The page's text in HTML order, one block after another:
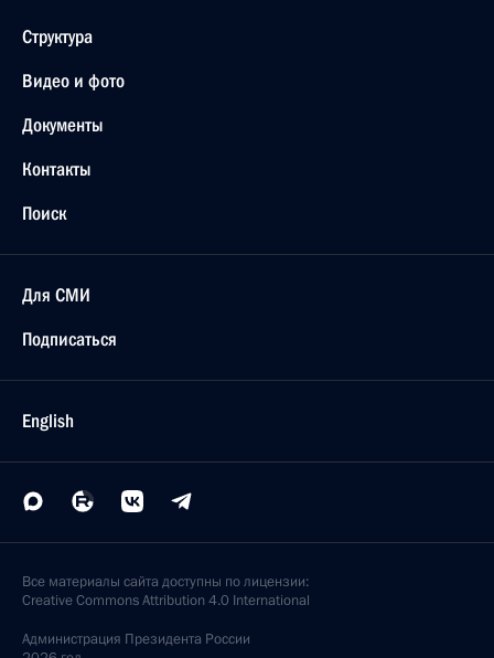
Структура
Видео и фото
Документы
Контакты
Поиск
Для СМИ
Подписаться
English
Все материалы сайта доступны по лицензии:
Creative Commons Attribution 4.0 International
Администрация Президента России